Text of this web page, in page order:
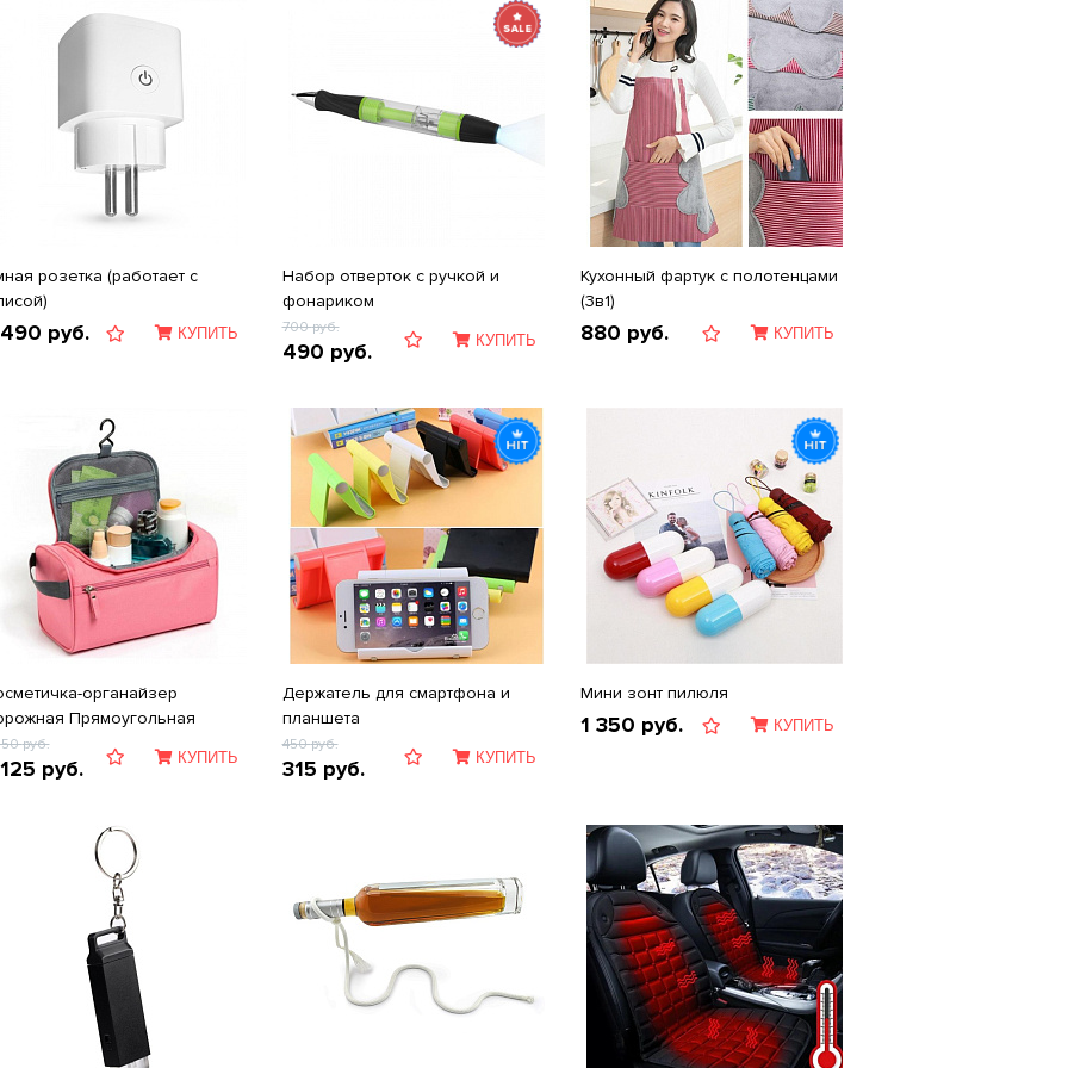
розетка (работает с
руб. КУПИТЬ
Набор отверток с ручкой и
фонариком
700руб.
490 руб. КУПИТЬ
Кухонный фартук с полотенцами
(3в1)
880 руб. КУПИТЬ
органайзер
Прямоугольная
руб.
руб. КУПИТЬ
Держатель для смартфона и
планшета
450руб.
315 руб. КУПИТЬ
Мини зонт пилюля
1 350 руб. КУПИТЬ